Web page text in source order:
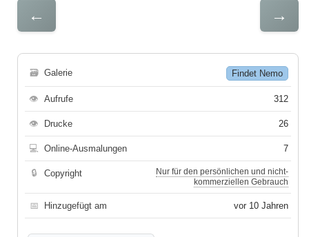
← →
🗃 Galerie Findet Nemo
👁 Aufrufe 312
👁 Drucke 26
💻 Online-Ausmalungen 7
🔒 Copyright
Nur für den persönlichen und nicht-
kommerziellen Gebrauch
📅 Hinzugefügt am vor 10 Jahren